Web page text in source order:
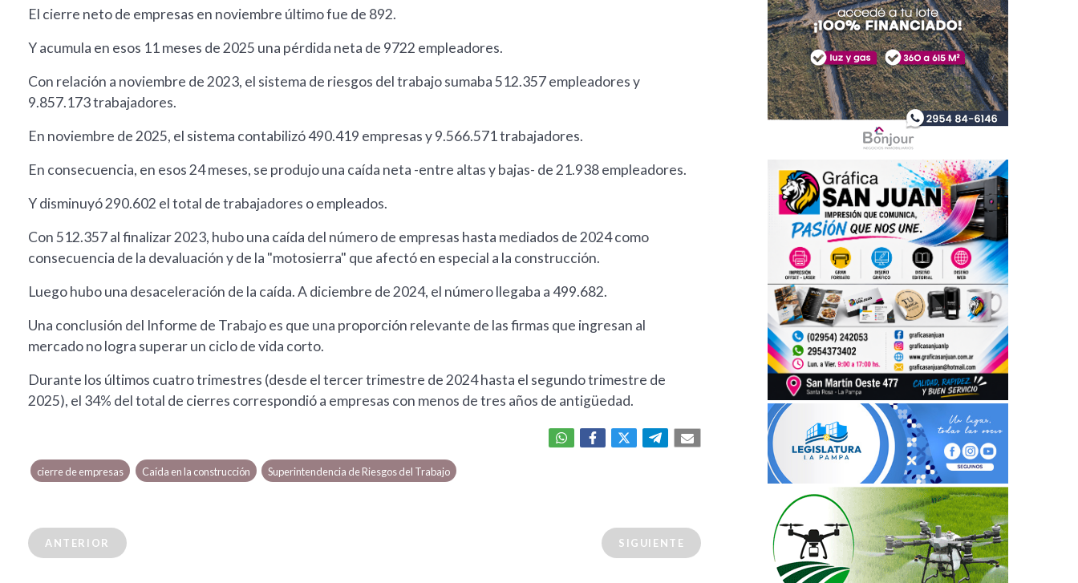
El cierre neto de empresas en noviembre último fue de 892.
Y acumula en esos 11 meses de 2025 una pérdida neta de 9722 empleadores.
Con relación a noviembre de 2023, el sistema de riesgos del trabajo sumaba 512.357 empleadores y
9.857.173 trabajadores.
En noviembre de 2025, el sistema contabilizó 490.419 empresas y 9.566.571 trabajadores.
En consecuencia, en esos 24 meses, se produjo una caída neta -entre altas y bajas- de 21.938 empleadores.
Y disminuyó 290.602 el total de trabajadores o empleados.
Con 512.357 al finalizar 2023, hubo una caída del número de empresas hasta mediados de 2024 como
consecuencia de la devaluación y de la "motosierra" que afectó en especial a la construcción.
Luego hubo una desaceleración de la caída. A diciembre de 2024, el número llegaba a 499.682.
Una conclusión del Informe de Trabajo es que una proporción relevante de las firmas que ingresan al
mercado no logra superar un ciclo de vida corto.
Durante los últimos cuatro trimestres (desde el tercer trimestre de 2024 hasta el segundo trimestre de
2025), el 34% del total de cierres correspondió a empresas con menos de tres años de antigüedad.
cierre de empresas Caída en la construcción Superintendencia de Riesgos del Trabajo
ANTERIOR SIGUIENTE